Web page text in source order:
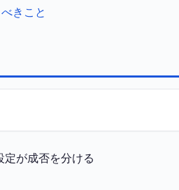
きこと
が成否を分ける